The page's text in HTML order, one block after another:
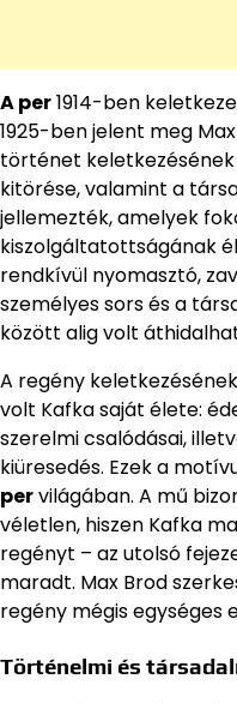
A per1914-ben
1925-ben jelent meg
történet
kitörése, valamint a
jellemezték, amelyek
kiszolgáltatottságának
rendkívül nyomasztó,
személyes sors és a
között alig volt
A regény
volt Kafka saját élete:
szerelmi csalódásai,
kiüresedés. Ezek a
pervilágában. A mű
véletlen, hiszen Kafka
regényt – az utolsó
maradt. Max Brod
regény mégis egységes
Történelmi és